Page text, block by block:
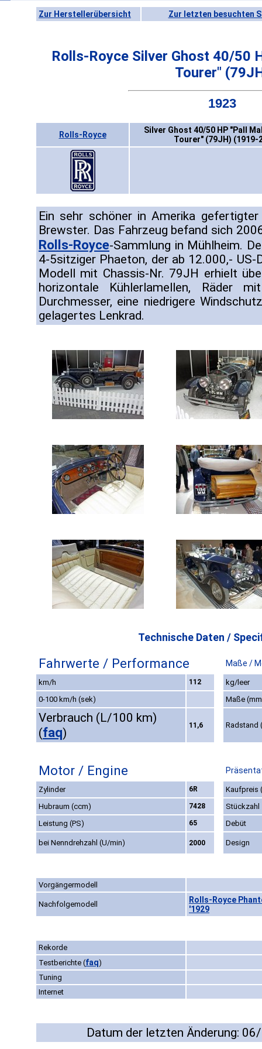
Zur Herstellerübersicht Zur letzten besuchten
Rolls-Royce Silver Ghost 40/50
Tourer"
1923
Rolls-Royce
Silver Ghost 40/50 HP "Pall
Tourer" (79JH) (1919-
Ein sehr schöner in Amerika
Brewster. Das Fahrzeug befand sich
Rolls-Royce-Sammlung in Mühlheim.
4-5sitziger Phaeton, der ab 12.000,- US-
Modell mit Chassis-Nr. 79JH erhielt
horizontale Kühlerlamellen, Räder
Durchmesser, eine niedrigere
gelagertes Lenkrad.
Technische Daten /
Fahrwerte / Performance Maße /
km/h 112
kg/leer
0-100 km/h (sek)
Maße
Verbrauch (L/100 km)
(faq)
11,6 Radstand
Motor / Engine
Zylinder 6R
Kaufpreis
Hubraum (ccm)
7428
Stückzahl
Leistung (PS)
65 Debüt
bei Nenndrehzahl (U/min) 2000 Design
Vorgängermodell
Nachfolgemodell
Rolls-Royce
'1929
Rekorde
Testberichte (faq)
Tuning
Internet
Datum der letzten Änderung: